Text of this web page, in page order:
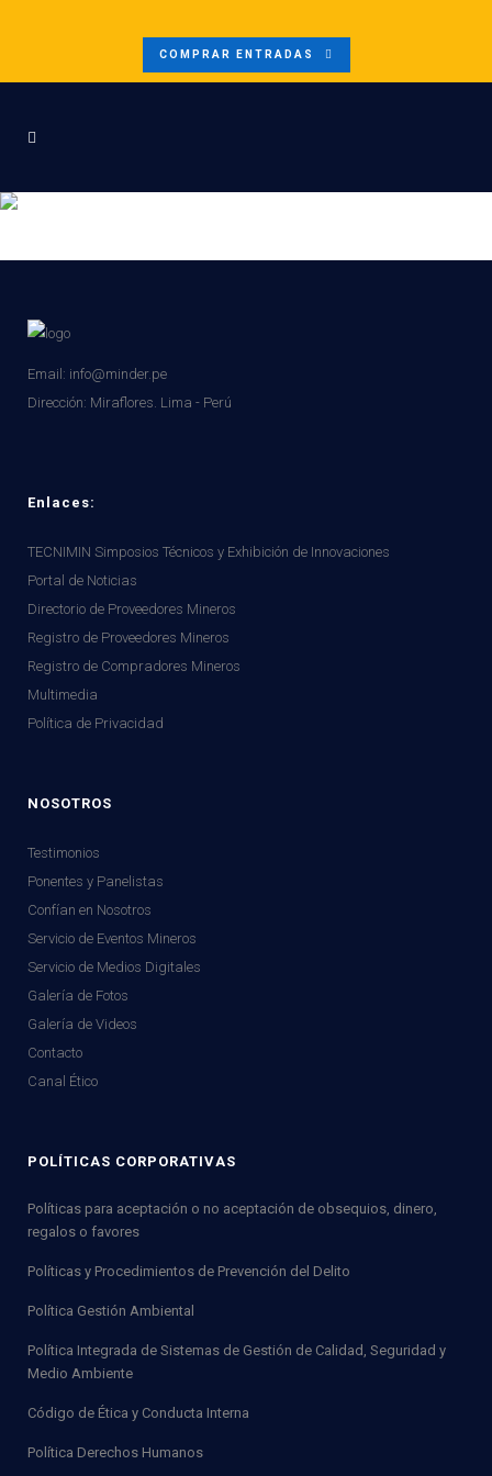
COMPRAR ENTRADAS
Email: info@minder.pe
Dirección: Miraflores. Lima - Perú
Enlaces:
TECNIMIN Simposios Técnicos y Exhibición de Innovaciones
Portal de Noticias
Directorio de Proveedores Mineros
Registro de Proveedores Mineros
Registro de Compradores Mineros
Multimedia
Política de Privacidad
NOSOTROS
Testimonios
Ponentes y Panelistas
Confían en Nosotros
Servicio de Eventos Mineros
Servicio de Medios Digitales
Galería de Fotos
Galería de Videos
Contacto
Canal Ético
POLÍTICAS CORPORATIVAS
Políticas para aceptación o no aceptación de obsequios, dinero,
regalos o favores
Políticas y Procedimientos de Prevención del Delito
Política Gestión Ambiental
Política Integrada de Sistemas de Gestión de Calidad, Seguridad y
Medio Ambiente
Código de Ética y Conducta Interna
Política Derechos Humanos